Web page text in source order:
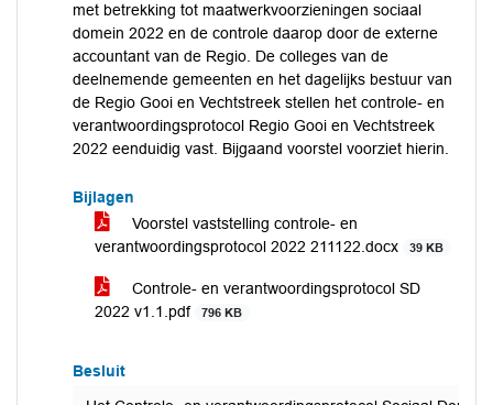
met betrekking tot maatwerkvoorzieningen sociaal
domein 2022 en de controle daarop door de externe
accountant van de Regio. De colleges van de
deelnemende gemeenten en het dagelijks bestuur van
de Regio Gooi en Vechtstreek stellen het controle- en
verantwoordingsprotocol Regio Gooi en Vechtstreek
2022 eenduidig vast. Bijgaand voorstel voorziet hierin.
Bijlagen
Voorstel vaststelling controle- en
verantwoordingsprotocol 2022 211122.docx
39 KB
Controle- en verantwoordingsprotocol SD
2022 v1.1.pdf
796 KB
Besluit